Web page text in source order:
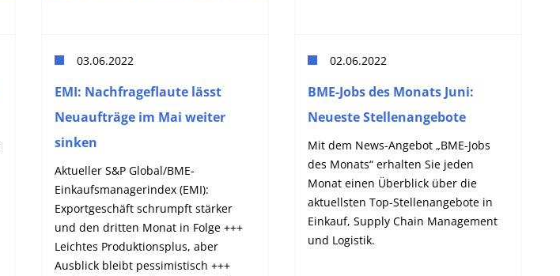
03.06.2022
EMI: Nachfrageflaute lässt
Neuaufträge im Mai weiter
sinken
Aktueller S&P Global/BME-
Einkaufsmanagerindex (EMI):
Exportgeschäft schrumpft stärker
und den dritten Monat in Folge +++
Leichtes Produktionsplus, aber
Ausblick bleibt pessimistisch +++
02.06.2022
BME-Jobs des Monats Juni:
Neueste Stellenangebote
Mit dem News-Angebot „BME-Jobs
des Monats“ erhalten Sie jeden
Monat einen Überblick über die
aktuellsten Top-Stellenangebote in
Einkauf, Supply Chain Management
und Logistik.